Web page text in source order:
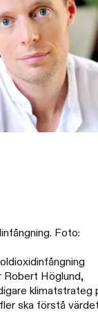
Foto:
Robert Höglund,
klimatstrateg
ska förstå